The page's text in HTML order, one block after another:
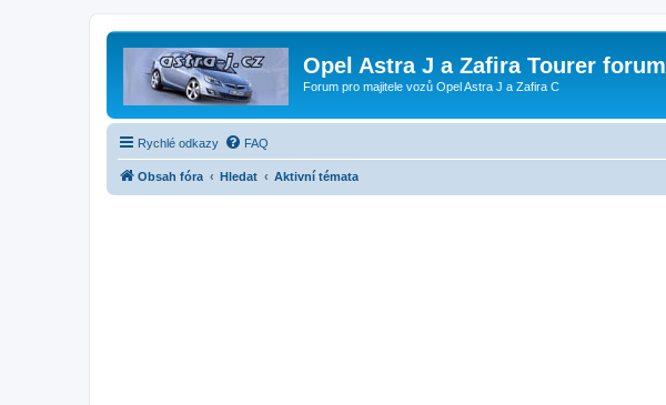
Opel Astra J a Zafira Tourer forum
Forum pro majitele vozů Opel Astra J a Zafira C
Rychlé odkazy FAQ
Obsah fóra Hledat Aktivní témata